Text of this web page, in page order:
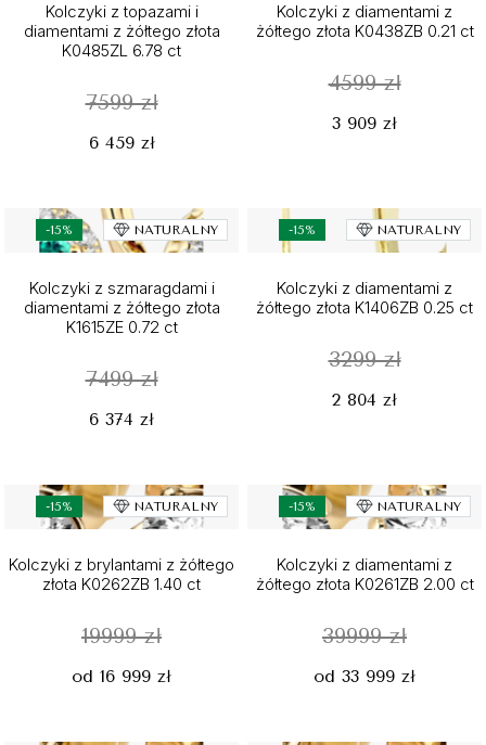
Kolczyki z topazami i
diamentami z żółtego złota
K0485ZL 6.78 ct
7599 zł
6 459 zł
Kolczyki z diamentami z
żółtego złota K0438ZB 0.21 ct
4599 zł
3 909 zł
-15% NATURALNY
Kolczyki z szmaragdami i
diamentami z żółtego złota
K1615ZE 0.72 ct
7499 zł
6 374 zł
-15% NATURALNY
Kolczyki z diamentami z
żółtego złota K1406ZB 0.25 ct
3299 zł
2 804 zł
-15% NATURALNY
Kolczyki z brylantami z żółtego
złota K0262ZB 1.40 ct
19999 zł
od 16 999 zł
-15% NATURALNY
Kolczyki z diamentami z
żółtego złota K0261ZB 2.00 ct
39999 zł
od 33 999 zł